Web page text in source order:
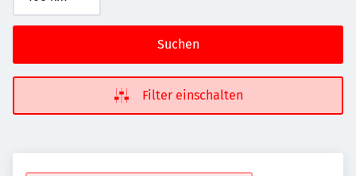
Suchen
Filter einschalten